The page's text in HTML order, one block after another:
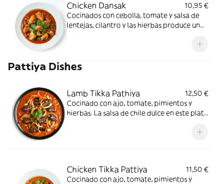
Chicken Dansak
10,95 €
Cocinados con cebolla, tomate y salsa de
lentejas, cilantro y las hierbas produce un
Pattiya Dishes
Lamb Tikka Pathiya
12,50 €
Cocinado con ajo, tomate, pimientos y
hierbas. La salsa de chile dulce en este plato
Chicken Tikka Pattiya
11,50 €
Cocinado con ajo, tomate, pimientos y